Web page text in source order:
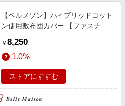
【ベルメゾン】ハイブリッドコット
ン使用敷布団カバー 【ファスナー
￥ 8,250
1.0%
ストアにすすむ